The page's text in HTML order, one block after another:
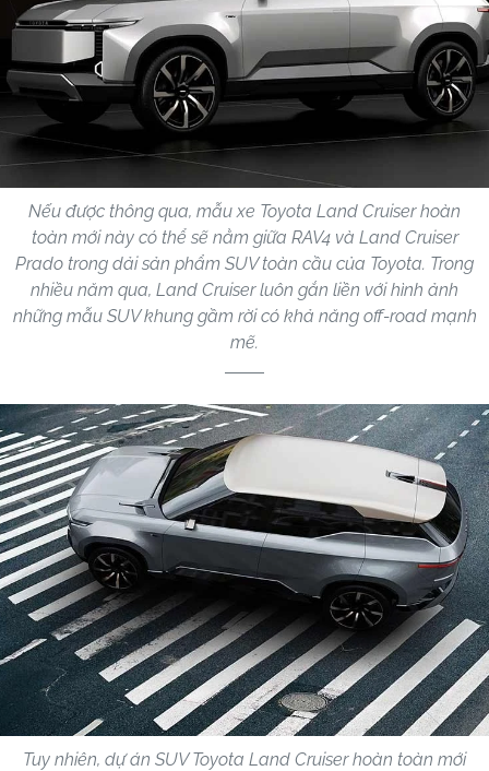
Nếu được thông qua, mẫu xe Toyota Land Cruiser hoàn
toàn mới này có thể sẽ nằm giữa RAV4 và Land Cruiser
Prado trong dải sản phẩm SUV toàn cầu của Toyota. Trong
nhiều năm qua, Land Cruiser luôn gắn liền với hình ảnh
những mẫu SUV khung gầm rời có khả năng off-road mạnh
mẽ.
Tuy nhiên, dự án SUV Toyota Land Cruiser hoàn toàn mới